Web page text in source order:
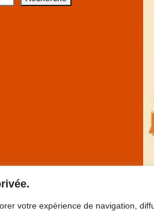
votre expérience de navigation,